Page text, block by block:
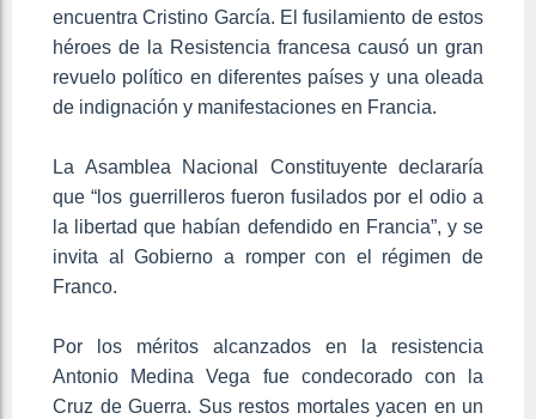
encuentra Cristino García. El fusilamiento de estos
héroes de la Resistencia francesa causó un gran
revuelo político en diferentes países y una oleada
de indignación y manifestaciones en Francia.
La Asamblea Nacional Constituyente declararía
que “los guerrilleros fueron fusilados por el odio a
la libertad que habían defendido en Francia”, y se
invita al Gobierno a romper con el régimen de
Franco.
Por los méritos alcanzados en la resistencia
Antonio Medina Vega fue condecorado con la
Cruz de Guerra. Sus restos mortales yacen en un